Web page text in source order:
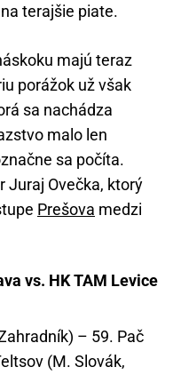
terajšie piate.
majú teraz
porážok už však
sa nachádza
malo len
sa počíta.
Juraj Ovečka, ktorý
Prešova medzi
vs. HK TAM Levice
– 59. Pač
(M. Slovák,